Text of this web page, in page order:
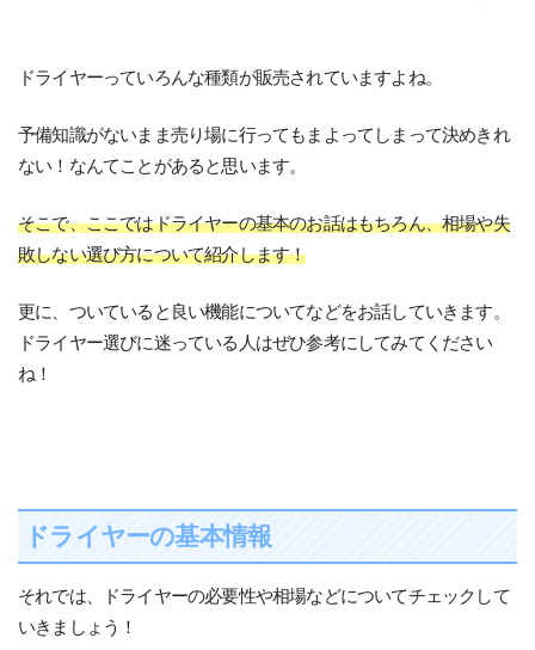
ドライヤーっていろんな種類が販売されていますよね。
予備知識がないまま売り場に行ってもまよってしまって決めきれ
ない！なんてことがあると思います。
そこで、ここではドライヤーの基本のお話はもちろん、相場や失
敗しない選び方について紹介します！
更に、ついていると良い機能についてなどをお話していきます。
ドライヤー選びに迷っている人はぜひ参考にしてみてください
ね！
ドライヤーの基本情報
それでは、ドライヤーの必要性や相場などについてチェックして
いきましょう！